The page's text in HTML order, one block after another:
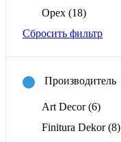
Орех (18)
Сбросить фильтр
Производитель
Art Decor(6)
Finitura Dekor(8)